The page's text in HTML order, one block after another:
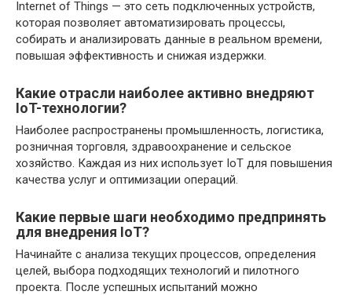
Internet of Things — это сеть подключенных устройств,
которая позволяет автоматизировать процессы,
собирать и анализировать данные в реальном времени,
повышая эффективность и снижая издержки.
Какие отрасли наиболее активно внедряют
IoT-технологии?
Наиболее распространены промышленность, логистика,
розничная торговля, здравоохранение и сельское
хозяйство. Каждая из них использует IoT для повышения
качества услуг и оптимизации операций.
Какие первые шаги необходимо предпринять
для внедрения IoT?
Начинайте с анализа текущих процессов, определения
целей, выбора подходящих технологий и пилотного
проекта. После успешных испытаний можно